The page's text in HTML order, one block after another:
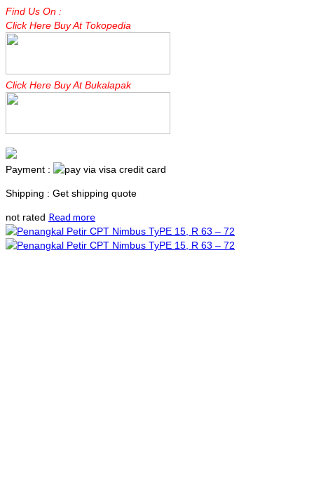
Find Us On :
Click Here Buy At Tokopedia
Click Here Buy At Bukalapak
Payment :
Shipping : Get shipping quote
not rated Read more